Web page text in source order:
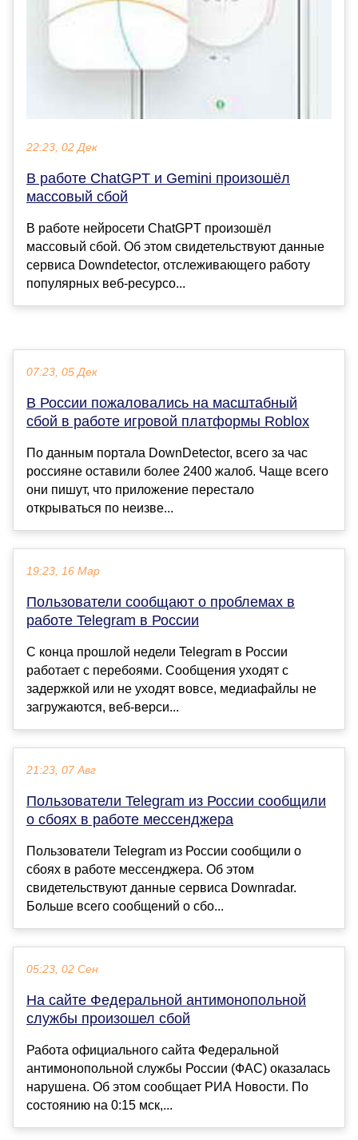
22:23, 02 Дек
В работе ChatGPT и Gemini произошёл
массовый сбой
В работе нейросети ChatGPT произошёл
массовый сбой. Об этом свидетельствуют данные
сервиса Downdetector, отслеживающего работу
популярных веб-ресурсо...
07:23, 05 Дек
В России пожаловались на масштабный
сбой в работе игровой платформы Roblox
По данным портала DownDetector, всего за час
россияне оставили более 2400 жалоб. Чаще всего
они пишут, что приложение перестало
открываться по неизве...
19:23, 16 Мар
Пользователи сообщают о проблемах в
работе Telegram в России
С конца прошлой недели Telegram в России
работает с перебоями. Сообщения уходят с
задержкой или не уходят вовсе, медиафайлы не
загружаются, веб-верси...
21:23, 07 Авг
Пользователи Telegram из России сообщили
о сбоях в работе мессенджера
Пользователи Telegram из России сообщили о
сбоях в работе мессенджера. Об этом
свидетельствуют данные сервиса Downradar.
Больше всего сообщений о сбо...
05:23, 02 Сен
На сайте Федеральной антимонопольной
службы произошел сбой
Работа официального сайта Федеральной
антимонопольной службы России (ФАС) оказалась
нарушена. Об этом сообщает РИА Новости. По
состоянию на 0:15 мск,...